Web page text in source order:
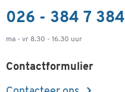
026 - 384 7 384
ma - vr 8.30 - 16.30 uur
Contactformulier